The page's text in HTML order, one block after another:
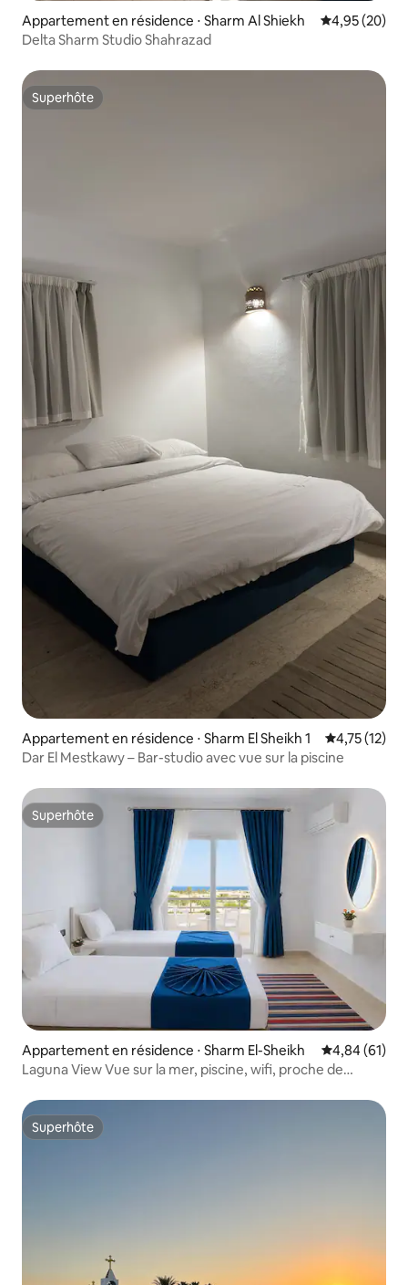
Appartement en résidence ⋅ Sharm Al Shiekh Évaluation
4,95 (20)
Delta Sharm Studio Shahrazad
Superhôte
Superhôte
Appartement en résidence ⋅ Sharm El Sheikh 1 Évaluation
4,75 (12)
Dar El Mestkawy – Bar-studio avec vue sur la piscine
Superhôte
Superhôte
Appartement en résidence ⋅ Sharm El-Sheikh Évaluation
4,84 (61)
Laguna View Vue sur la mer, piscine, wifi, proche de
Superhôte
Superhôte